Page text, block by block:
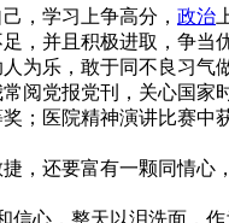
，学习上争高分， 政治
，并且积极进取，争当
为乐，敢于同不良习气
阅党报党刊，关心国家
；医院精神演讲比赛中
，还要富有一颗同情心
心，整天以泪洗面，